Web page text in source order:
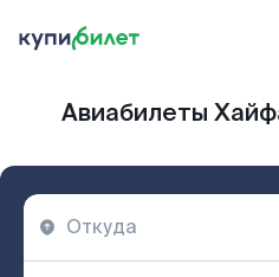
Авиабилеты